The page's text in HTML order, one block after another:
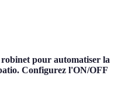
pour automatiser la
Configurez l'ON/OFF